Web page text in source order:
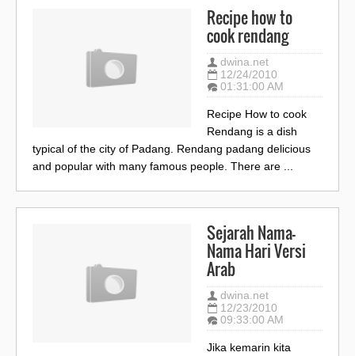
Recipe how to
cook rendang
dwina.net
12/24/2010
01:31:00 AM
Recipe How to cook
Rendang is a dish
typical of the city of Padang. Rendang padang delicious
and popular with many famous people. There are ...
Sejarah Nama-
Nama Hari Versi
Arab
dwina.net
12/23/2010
09:33:00 AM
Jika kemarin kita